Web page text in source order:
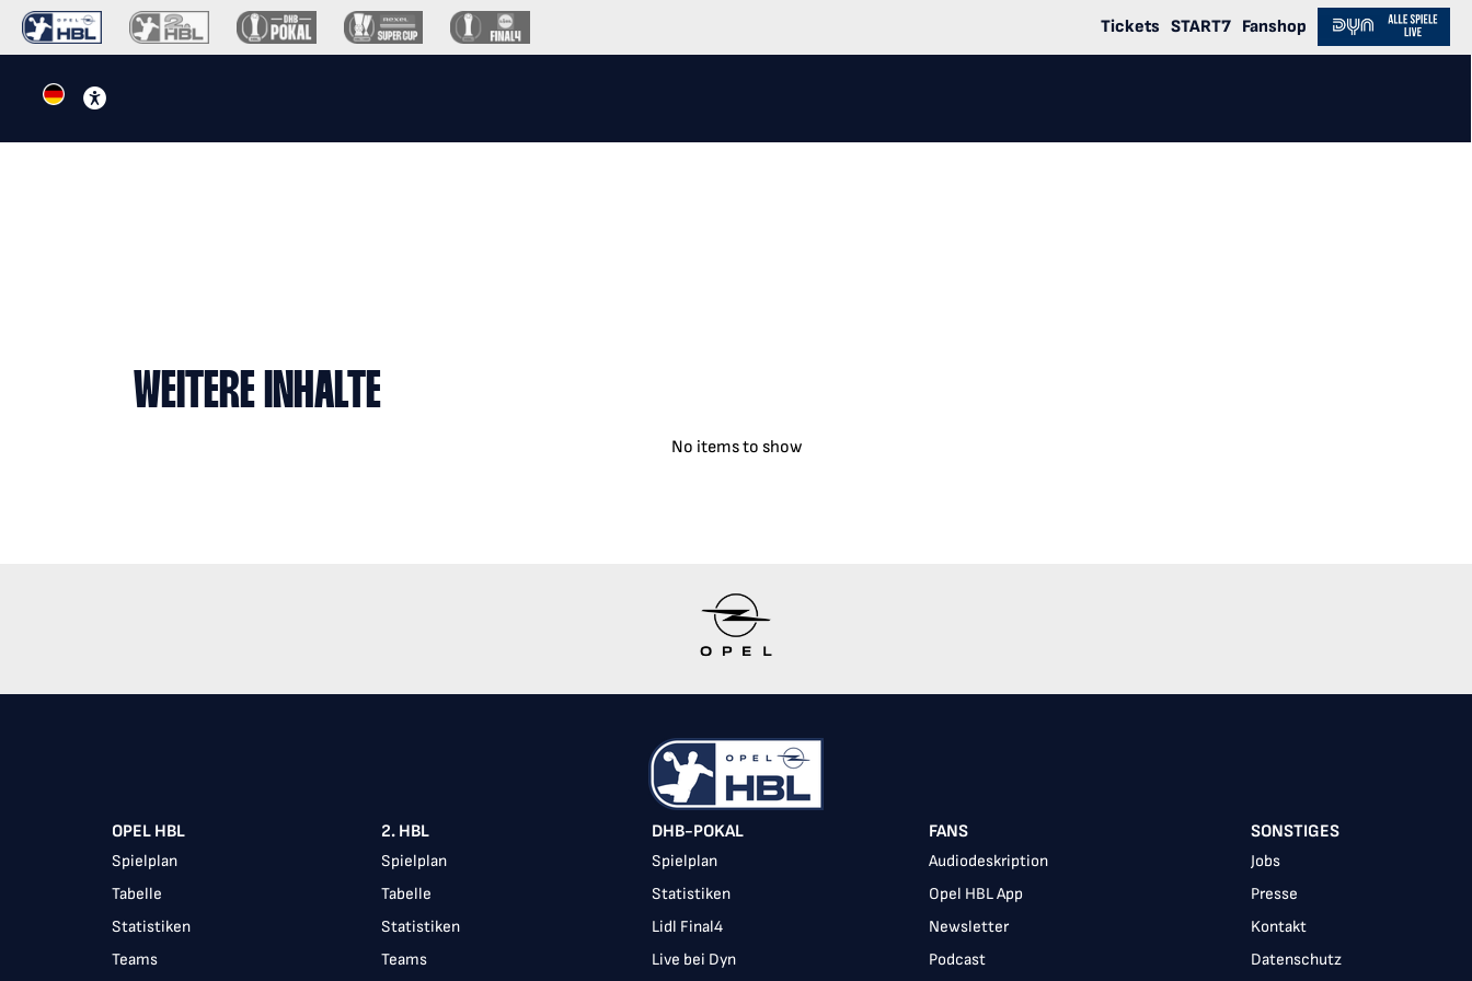
Tickets START7 Fanshop
WEITERE INHALTE
No items to show
OPEL HBL
Spielplan
Tabelle
Statistiken
Teams
2. HBL
Spielplan
Tabelle
Statistiken
Teams
DHB-POKAL
Spielplan
Statistiken
Lidl Final4
Live bei Dyn
FANS
Audiodeskription
Opel HBL App
Newsletter
Podcast
SONSTIGES
Jobs
Presse
Kontakt
Datenschutz